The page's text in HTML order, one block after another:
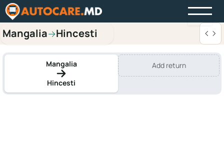
Mangalia→Hincesti
Mangalia
Hincesti
Add return